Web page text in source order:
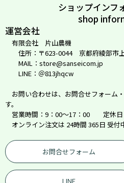
ショップインフ
shop
運営会社
有限会社 片山農機
住所：〒623-0044 京都府綾部市上
MAIL：store@sanseicom.jp
LINE：＠813jhqcw
お問い合わせは、お問合せフォーム
す。
営業時間：9：00～17：00 定休日
オンライン注文は 24時間 365日 受付
お問合せフォーム
LINE